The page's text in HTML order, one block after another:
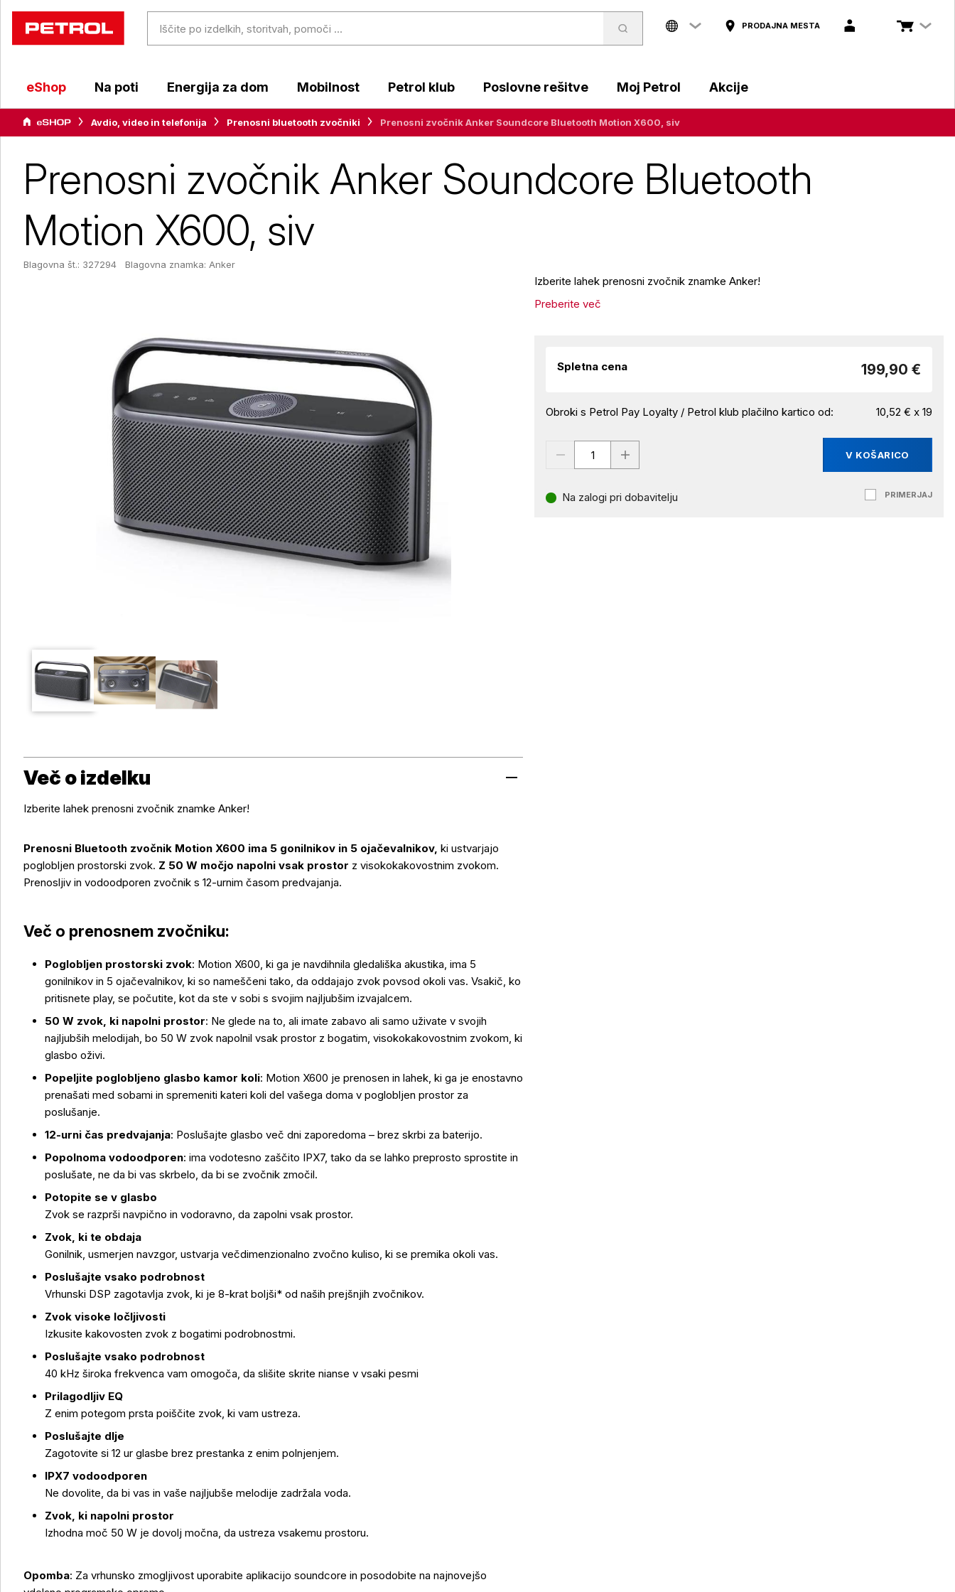
PRODAJNA MESTA
eShop Na poti Energija za dom Mobilnost Petrol klub Poslovne rešitve Moj Petrol Akcije
Avdio, video in telefonija Prenosni bluetooth zvočniki Prenosni zvočnik Anker Soundcore Bluetooth Motion X600, siv
Prenosni zvočnik Anker Soundcore Bluetooth
Motion X600, siv
Blagovna št.: 327294 Blagovna znamka: Anker
Izberite lahek prenosni zvočnik znamke Anker!
Preberite več
Spletna cena 199,90 €
Obroki s Petrol Pay Loyalty / Petrol klub plačilno kartico od: 10,52 € x 19
V KOŠARICO
Na zalogi pri dobavitelju PRIMERJAJ
Več o izdelku
Več o izdelku
Izberite lahek prenosni zvočnik znamke Anker!
Prenosni Bluetooth zvočnik Motion X600 ima 5 gonilnikov in 5 ojačevalnikov, ki ustvarjajo
poglobljen prostorski zvok. Z 50 W močjo napolni vsak prostor z visokokakovostnim zvokom.
Prenosljiv in vodoodporen zvočnik s 12-urnim časom predvajanja.
Več o prenosnem zvočniku:
Poglobljen prostorski zvok: Motion X600, ki ga je navdihnila gledališka akustika, ima 5
gonilnikov in 5 ojačevalnikov, ki so nameščeni tako, da oddajajo zvok povsod okoli vas. Vsakič, ko
pritisnete play, se počutite, kot da ste v sobi s svojim najljubšim izvajalcem.
50 W zvok, ki napolni prostor: Ne glede na to, ali imate zabavo ali samo uživate v svojih
najljubših melodijah, bo 50 W zvok napolnil vsak prostor z bogatim, visokokakovostnim zvokom, ki
glasbo oživi.
Popeljite poglobljeno glasbo kamor koli: Motion X600 je prenosen in lahek, ki ga je enostavno
prenašati med sobami in spremeniti kateri koli del vašega doma v poglobljen prostor za
poslušanje.
12-urni čas predvajanja: Poslušajte glasbo več dni zaporedoma – brez skrbi za baterijo.
Popolnoma vodoodporen: ima vodotesno zaščito IPX7, tako da se lahko preprosto sprostite in
poslušate, ne da bi vas skrbelo, da bi se zvočnik zmočil.
Potopite se v glasbo
Zvok se razprši navpično in vodoravno, da zapolni vsak prostor.
Zvok, ki te obdaja
Gonilnik, usmerjen navzgor, ustvarja večdimenzionalno zvočno kuliso, ki se premika okoli vas.
Poslušajte vsako podrobnost
Vrhunski DSP zagotavlja zvok, ki je 8-krat boljši* od naših prejšnjih zvočnikov.
Zvok visoke ločljivosti
Izkusite kakovosten zvok z bogatimi podrobnostmi.
Poslušajte vsako podrobnost
40 kHz široka frekvenca vam omogoča, da slišite skrite nianse v vsaki pesmi
Prilagodljiv EQ
Z enim potegom prsta poiščite zvok, ki vam ustreza.
Poslušajte dlje
Zagotovite si 12 ur glasbe brez prestanka z enim polnjenjem.
IPX7 vodoodporen
Ne dovolite, da bi vas in vaše najljubše melodije zadržala voda.
Zvok, ki napolni prostor
Izhodna moč 50 W je dovolj močna, da ustreza vsakemu prostoru.
Opomba: Za vrhunsko zmogljivost uporabite aplikacijo soundcore in posodobite na najnovejšo